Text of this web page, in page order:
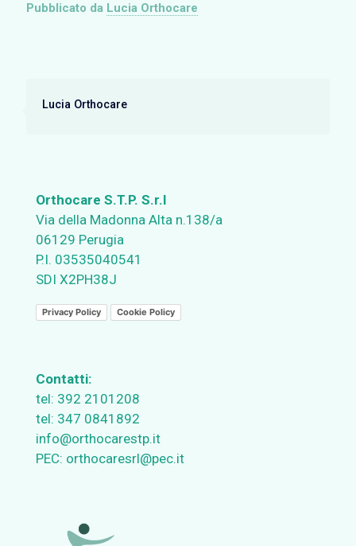
Pubblicato da Lucia Orthocare
Lucia Orthocare
Orthocare S.T.P. S.r.l
Via della Madonna Alta n.138/a
06129 Perugia
P.I. 03535040541
SDI X2PH38J
Privacy Policy Cookie Policy
Contatti:
tel: 392 2101208
tel: 347 0841892
info@orthocarestp.it
PEC: orthocaresrl@pec.it